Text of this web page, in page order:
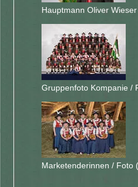
Hauptmann Oliver
Gruppenfoto Kompanie /
Marketenderinnen / Foto